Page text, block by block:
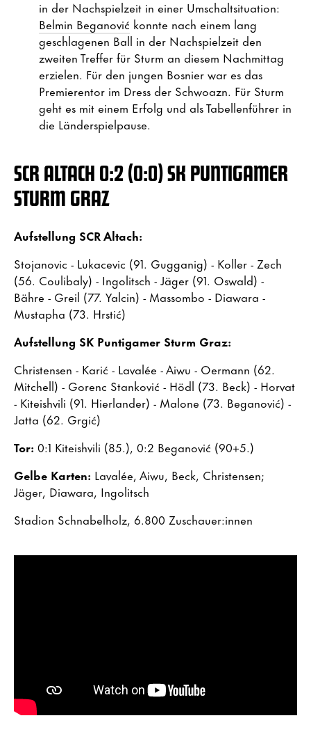
in der Nachspielzeit in einer Umschaltsituation:
Belmin Beganović konnte nach einem lang
geschlagenen Ball in der Nachspielzeit den
zweiten Treffer für Sturm an diesem Nachmittag
erzielen. Für den jungen Bosnier war es das
Premierentor im Dress der Schwoazn. Für Sturm
geht es mit einem Erfolg und als Tabellenführer in
die Länderspielpause.
SCR ALTACH 0:2 (0:0) SK PUNTIGAMER
STURM GRAZ
Aufstellung SCR Altach:
Stojanovic - Lukacevic (91. Gugganig) - Koller - Zech
(56. Coulibaly) - Ingolitsch - Jäger (91. Oswald) -
Bähre - Greil (77. Yalcin) - Massombo - Diawara -
Mustapha (73. Hrstić)
Aufstellung SK Puntigamer Sturm Graz:
Christensen - Karić - Lavalée - Aiwu - Oermann (62.
Mitchell) - Gorenc Stanković - Hödl (73. Beck) - Horvat
- Kiteishvili (91. Hierlander) - Malone (73. Beganović) -
Jatta (62. Grgić)
Tor: 0:1 Kiteishvili (85.), 0:2 Beganović (90+5.)
Gelbe Karten: Lavalée, Aiwu, Beck, Christensen;
Jäger, Diawara, Ingolitsch
Stadion Schnabelholz, 6.800 Zuschauer:innen